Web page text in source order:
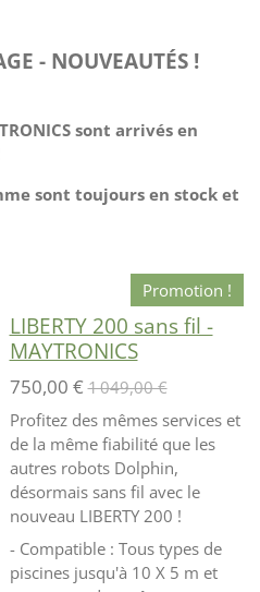
- NOUVEAUTÉS !
sont arrivés en
sont toujours en stock et
Promotion !
LIBERTY 200 sans fil -
MAYTRONICS
750,00 € 1 049,00 €
Profitez des mêmes services et
de la même fiabilité que les
autres robots Dolphin,
désormais sans fil avec le
nouveau LIBERTY 200 !
- Compatible : Tous types de
piscines jusqu'à 10 X 5 m et